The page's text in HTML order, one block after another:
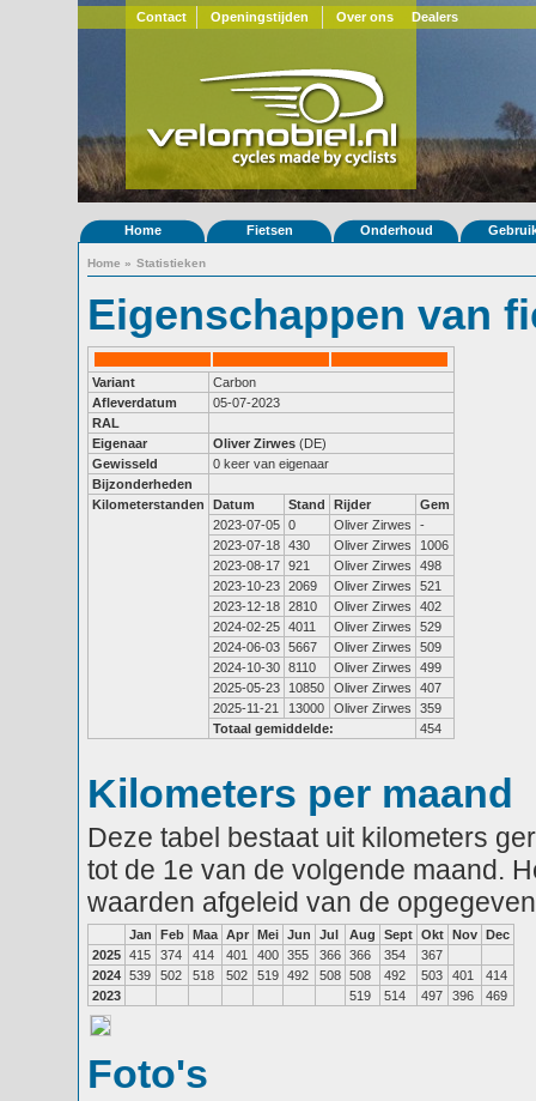
Contact Openingstijden Over ons Dealers
Home Fietsen Onderhoud
Home » Statistieken
Eigenschappen van
Variant
Carbon
Afleverdatum
05-07-2023
RAL
Eigenaar
Oliver Zirwes (DE)
Gewisseld
0 keer van eigenaar
Bijzonderheden
Kilometerstanden
Datum Stand Rijder
Gem
2023-07-05 0 Oliver Zirwes
-
2023-07-18 430 Oliver Zirwes
1006
2023-08-17 921 Oliver Zirwes
498
2023-10-23 2069 Oliver Zirwes
521
2023-12-18 2810 Oliver Zirwes
402
2024-02-25 4011 Oliver Zirwes
529
2024-06-03 5667 Oliver Zirwes
509
2024-10-30 8110 Oliver Zirwes
499
2025-05-23
10850 Oliver Zirwes
407
2025-11-21
13000 Oliver Zirwes
359
Totaal gemiddelde:
454
Kilometers per maand
Deze tabel bestaat uit kilometers
tot de 1e van de volgende maand.
waarden afgeleid van de
Jan Feb Maa Apr Mei Jun Jul Aug Sept Okt Nov Dec
2025 415 374 414 401 400 355 366 366 354
367
2024 539 502 518 502 519 492 508 508 492 503 401
414
2023
519 514 497 396 469
Foto's